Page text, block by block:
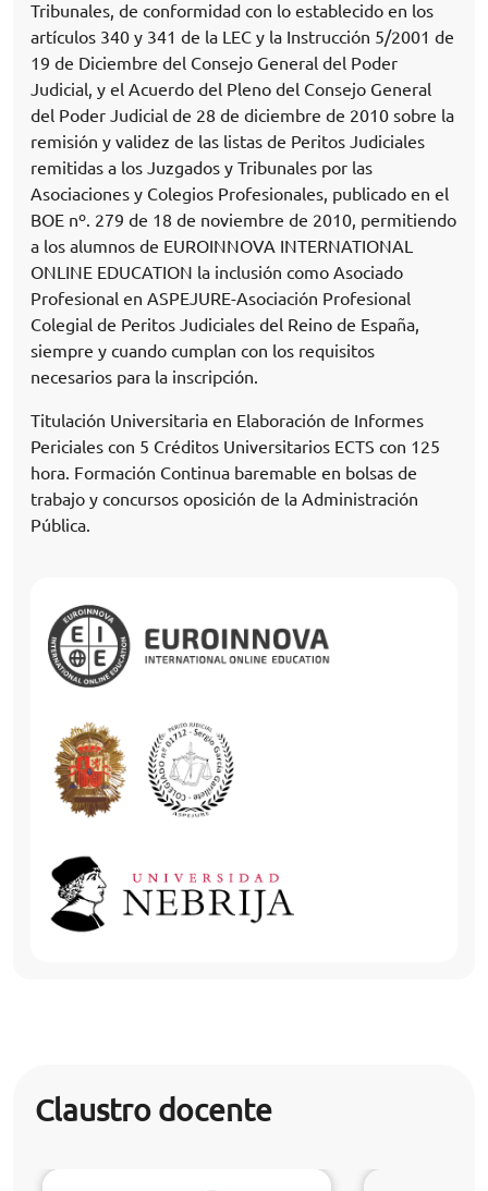
Tribunales, de conformidad con lo establecido en los
artículos 340 y 341 de la LEC y la Instrucción 5/2001 de
19 de Diciembre del Consejo General del Poder
Judicial, y el Acuerdo del Pleno del Consejo General
del Poder Judicial de 28 de diciembre de 2010 sobre la
remisión y validez de las listas de Peritos Judiciales
remitidas a los Juzgados y Tribunales por las
Asociaciones y Colegios Profesionales, publicado en el
BOE nº. 279 de 18 de noviembre de 2010, permitiendo
a los alumnos de EUROINNOVA INTERNATIONAL
ONLINE EDUCATION la inclusión como Asociado
Profesional en ASPEJURE-Asociación Profesional
Colegial de Peritos Judiciales del Reino de España,
siempre y cuando cumplan con los requisitos
necesarios para la inscripción.
Titulación Universitaria en Elaboración de Informes
Periciales con 5 Créditos Universitarios ECTS con 125
hora. Formación Continua baremable en bolsas de
trabajo y concursos oposición de la Administración
Pública.
Claustro docente